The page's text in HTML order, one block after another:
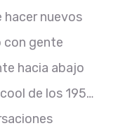
hacer nuevos
con gente
hacia abajo
de los 195…